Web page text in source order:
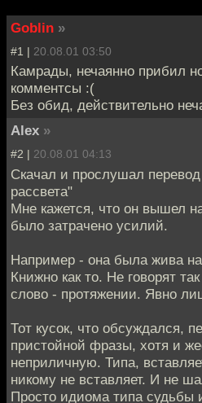
Goblin »
#1 | 20.08.01 03:50
Камрады, нечаянно прибил
комментсы :(
Без обид, действительно
Alex »
#2 | 20.08.01 04:13
Скачал и прослушал
рассвета"
Мне кажется, что он вышел
было затрачено усилий.
Например - она была жива
Книжно как то. Не говорят
слово - протяжении. Явно
Тот кусок, что обсуждался,
пристойной фразы, хотя и
неприличную. Типа,
никому не вставляет. И не
Просто идиома типа судьбы